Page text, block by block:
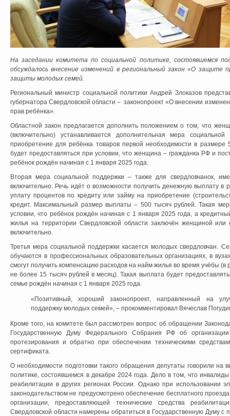
На заседании комитета по социальной политике, состоявшемся
обсуждалось внесение изменений в региональный закон «О защите
защиты молодых семей.
Региональный министр социальной политики Андрей Злоказов
губернатора Свердловской области – законопроект «О внесении
прав ребёнка».
Областной закон предлагается дополнить положением о том, что
(включительно) устанавливается дополнительная мера
приобретение для ребёнка товаров первой необходимости в размере
будет предоставляться при условии, что женщина – гражданка РФ и
ребёнок рождён начиная с 1 января 2025 года.
Вторая мера социальной поддержки – также для свердловчанок,
включительно. Речь идёт о возможности получить денежную выплату в
уплату процентов по кредиту или займу на приобретение
кредит. Максимальный размер выплаты – 500 тысяч рублей. Такая
условии, что ребёнок рождён начиная с 1 января 2025 года, а
жилья на территории Свердловской области заключён женщиной
включительно.
Третья мера социальной поддержки касается молодых свердловчан.
обучаются в профессиональных образовательных организациях, в
смогут получить компенсацию расходов на найм жилья во время учёбы
не более 15 тысяч рублей в месяц). Такая выплата будет
семье рождён начиная с 1 января 2025 года.
«Позитивный, хороший законопроект, направленный на
поддержку молодых семей», – прокомментировал Вячеслав
Кроме того, на комитете был рассмотрен вопрос об обращении
Государственную Думу Федерального Собрания РФ об
протезирования и обратно при обеспечении техническими
сертификата.
О необходимости подготовки такого обращения депутаты говорили на
политике, состоявшемся в декабре 2024 года. Дело в том, что
реабилитации в других регионах России. Однако при использовании
законодательством не предусмотрено обеспечение бесплатного
организации, предоставляющей технические средства
Свердловской области намерены обратиться в Государственную Думу с